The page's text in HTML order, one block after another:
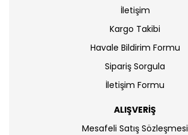
İletişim
Kargo Takibi
Havale Bildirim Formu
Sipariş Sorgula
İletişim Formu
ALIŞVERİŞ
Mesafeli Satış Sözleşmesi